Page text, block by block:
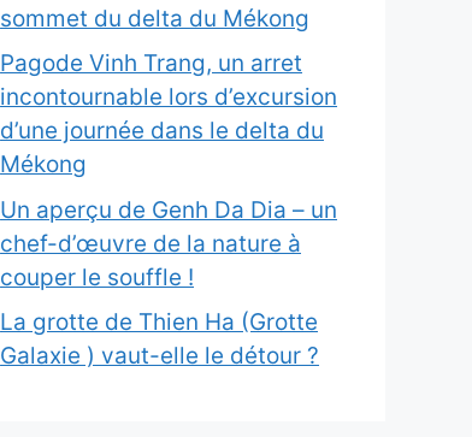
sommet du delta du Mékong
Pagode Vinh Trang, un arret
incontournable lors d’excursion
d’une journée dans le delta du
Mékong
Un aperçu de Genh Da Dia – un
chef-d’œuvre de la nature à
couper le souffle !
La grotte de Thien Ha (Grotte
Galaxie ) vaut-elle le détour ?